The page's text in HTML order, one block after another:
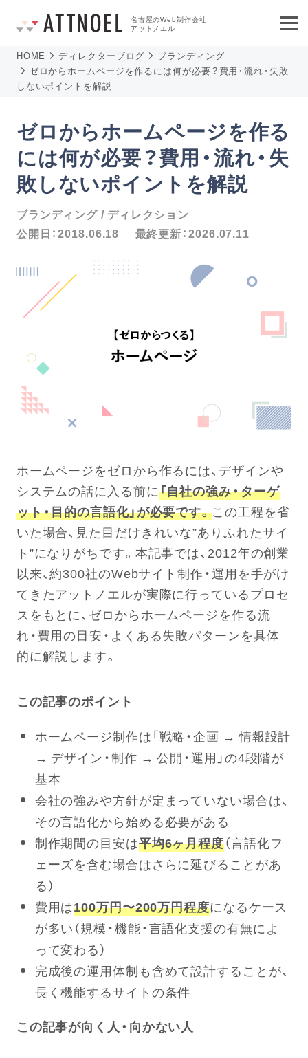
名古屋のWeb制作会社
アットノエル
HOME ディレクターブログ
ブランディング
ゼロからホームページを作るには何が必要？費用・流れ・失敗
しないポイントを解説
ゼロからホームページを作る
には何が必要？費用・流れ・失
敗しないポイントを解説
ブランディング
ディレクション
公開日：2018.06.18 最終更新：2026.07.11
ホームページをゼロから作るには、デザインや
システムの話に入る前に「自社の強み・ターゲ
ット・目的の言語化」が必要です。この工程を省
いた場合、見た目だけきれいな”ありふれたサイ
ト”になりがちです。本記事では、2012年の創業
以来、約300社のWebサイト制作・運用を手がけ
てきたアットノエルが実際に行っているプロセ
スをもとに、ゼロからホームページを作る流
れ・費用の目安・よくある失敗パターンを具体
的に解説します。
この記事のポイント
ホームページ制作は「戦略・企画 → 情報設計
→ デザイン・制作 → 公開・運用」の4段階が
基本
会社の強みや方針が定まっていない場合は、
その言語化から始める必要がある
制作期間の目安は平均6ヶ月程度（言語化フ
ェーズを含む場合はさらに延びることがあ
る）
費用は100万円〜200万円程度になるケース
が多い（規模・機能・言語化支援の有無によ
って変わる）
完成後の運用体制も含めて設計することが、
長く機能するサイトの条件
この記事が向く人・向かない人